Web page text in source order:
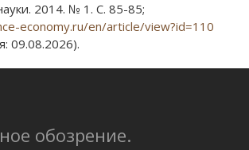
2014. № 1. С. 85-85;
economy.ru/en/article/view?id=110
09.08.2026).
обозрение.